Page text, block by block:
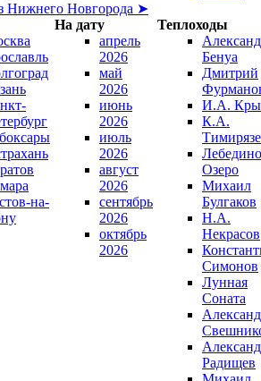
Нижнего Новгорода ➤
На дату
Теплоходы
на-
апрель
2026
май
2026
июнь
2026
июль
2026
август
2026
сентябрь
2026
октябрь
2026
Бенуа
Дмитрий
И.А.
К.А.
Озеро
Михаил
Булгаков
Н.А.
Некрасов
Симонов
Лунная
Соната
Радищев